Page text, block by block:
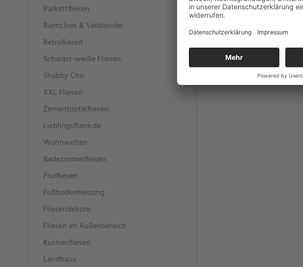
Spezialprofile
Kantenprofile
Fugenmaterial
Parkettfliesen
Riemchen & Verblender
Retrofliesen
Schwarz-weiße Fliesen
Shabby Chic
XXL Fliesen
Zementoptikfliesen
Lieblingsfliese.de
Wohnwelten
Badezimmerfliesen
Flurfliesen
Fußbodenheizung
Fliesendekore
Fliesen im Außenbereich
Küchenfliesen
Landhaus